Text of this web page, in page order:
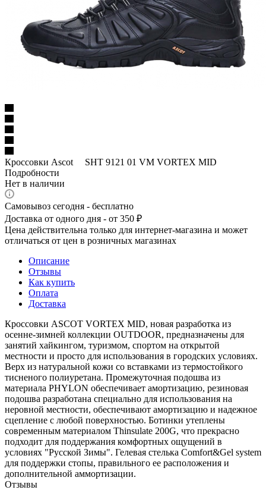
Кроссовки Ascot SHT 9121 01 VM VORTEX MID
Подробности
Нет в наличии
Самовывоз сегодня - бесплатно
Доставка от одного дня - от 350 ₽
Цена действительна только для интернет-магазина и может
отличаться от цен в розничных магазинах
Описание
Отзывы
Как купить
Оплата
Доставка
Кроссовки ASCOT VORTEX MID, новая разработка из
осенне-зимней коллекции OUTDOOR, предназначены для
занятий хайкингом, туризмом, спортом на открытой
местности и просто для использования в городских условиях.
Верх из натуральной кожи со вставками из термостойкого
тисненого полиуретана. Промежуточная подошва из
материала PHYLON обеспечивает амортизацию, резиновая
подошва разработана специально для использования на
неровной местности, обеспечивают амортизацию и надежное
сцепление с любой поверхностью. Ботинки утеплены
современным материалом Thinsulate 200G, что прекрасно
подходит для поддержания комфортных ощущений в
условиях "Русской Зимы". Гелевая стелька Comfort&Gel system
для поддержки стопы, правильного ее расположения и
дополнительной аммортизации.
Отзывы